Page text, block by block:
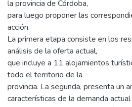
la provincia de Córdoba,
para luego proponer las
acción.
La primera etapa consiste en los
análisis de la oferta actual,
que incluye a 11 alojamientos
todo el territorio de la
provincia. La segunda, presenta un
características de la demanda actual